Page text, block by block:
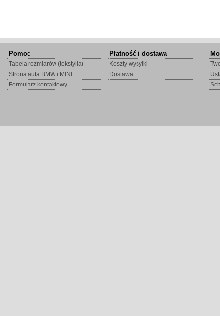
Pomoc
Tabela rozmiarów (tekstylia)
Strona auta BMW i MINI
Formularz kontaktowy
Płatność i dostawa
Koszty wysyłki
Dostawa